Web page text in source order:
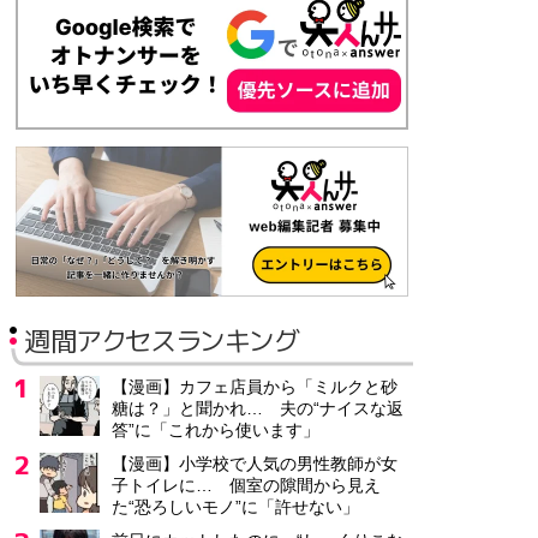
契約社員
月給22万円～
営業事務
株式会社ワークスタッフ
静岡県 浜松市
派遣社員
時給1,400円～
医療生協さいたま生活協同組合 介護老人保健施設 みぬま
埼玉県 さいたま市
正社員
月給22万6,000円～27万3,600円
建物修繕の提案営業スタッフ/土日祝休み/年間休日127日/長
株式会社アケボノ
週間アクセスランキング
【漫画】カフェ店員から「ミルクと砂
糖は？」と聞かれ… 夫の“ナイスな返
答”に「これから使います」
【漫画】小学校で人気の男性教師が女
子トイレに… 個室の隙間から見え
た“恐ろしいモノ”に「許せない」